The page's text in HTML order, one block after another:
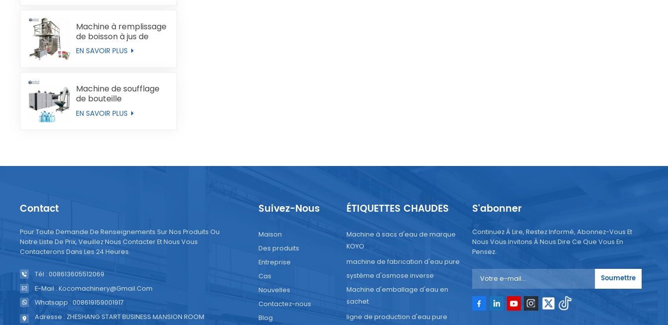
Machine à remplissage
de boisson à jus de
boucles de type brique
EN SAVOIR PLUS
Machine de soufflage
de bouteille
entièrement
automatique
EN SAVOIR PLUS
Contact
Pour Toute Demande De Renseignements Sur Nos Produits Ou
Notre Liste De Prix, Veuillez Nous Contacter Et Nous Vous
Contacterons Dans Les 24 Heures.
Tél : 008613605512069
E-Mail : Kocomachinery@gmail.com
Whatsapp : 008619159001917
Adresse : ZHESHANG START BUSINESS MANSION ROOM
Suivez-Nous
Maison
Des produits
Entreprise
Cas
Nouvelles
Contactez-nous
Blog
ÉTIQUETTES CHAUDES
Machine à sacs d'eau de marque
KOYO
machine de fabrication d'eau pure
système d'osmose inverse
Machine d'emballage d'eau en
sachet
ligne de production d'eau pure
S'abonner
Continuez À Lire, Restez Informé, Abonnez-Vous Et
Nous Vous Invitons À Nous Dire Ce Que Vous En
Pensez.
Soumettre